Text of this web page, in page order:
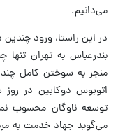
می‌دانیم.
بندرعباس به تهران
اتوبوس دوکابین در
توسعه ناوگان محسوب
می‌گوید جهاد خدمت به